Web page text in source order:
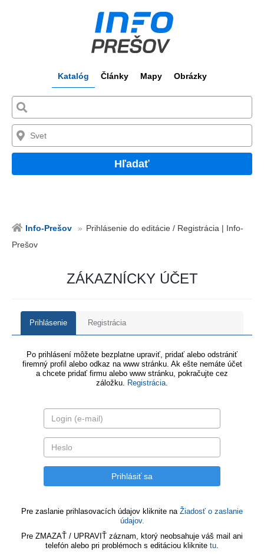
Katalóg Články Mapy Obrázky
Hľadať
Info-Prešov
Prihlásenie do editácie / Registrácia | Info-
Prešov
ZÁKAZNÍCKY ÚČET
Prihlásenie Registrácia
Po prihlásení môžete bezplatne upraviť, pridať alebo odstrániť
firemný profil alebo odkaz na www stránku. Ak ešte nemáte účet
a chcete pridať firmu alebo www stránku, pokračujte cez
záložku. Registrácia.
Pre zaslanie prihlasovacích údajov kliknite na Žiadosť o zaslanie
údajov.
Pre ZMAZAŤ / UPRAVIŤ záznam, ktorý neobsahuje váš mail ani
telefón alebo pri problémoch s editáciou kliknite tu.